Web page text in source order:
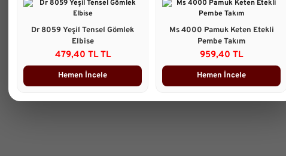
Dr 8059 Yeşil Tensel Gömlek
Elbise
479,40 TL TL
Hemen İncele
Ms 4000 Pamuk Keten Etekli
Pembe Takım
959,40 TL
Hemen İncele
gördüğünüz noktaları öneri
Görüş ve önerileriniz için
Ürün resmi kalitesiz, bozuk
Ürün açıklamasında eksik
Ürün bilgilerinde hatalar
Ürün fiyatı diğer sitelerden